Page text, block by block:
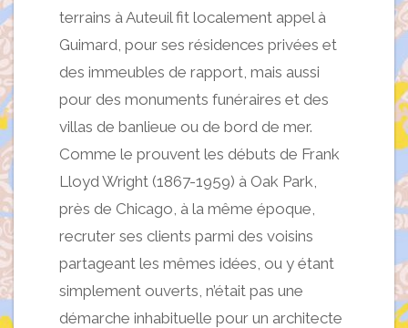
terrains à Auteuil fit localement appel à
Guimard, pour ses résidences privées et
des immeubles de rapport, mais aussi
pour des monuments funéraires et des
villas de banlieue ou de bord de mer.
Comme le prouvent les débuts de Frank
Lloyd Wright (1867-1959) à Oak Park,
près de Chicago, à la même époque,
recruter ses clients parmi des voisins
partageant les mêmes idées, ou y étant
simplement ouverts, n’était pas une
démarche inhabituelle pour un architecte